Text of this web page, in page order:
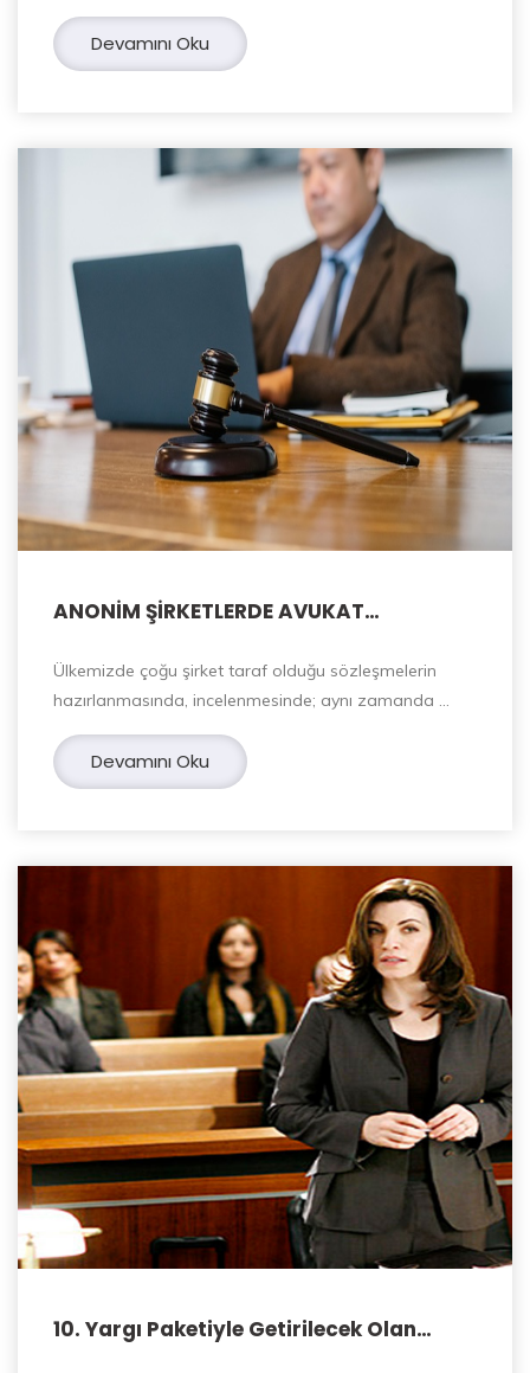
Devamını Oku
ANONİM ŞİRKETLERDE AVUKAT
Ülkemizde çoğu şirket taraf olduğu sözleşmelerin
hazırlanmasında, incelenmesinde; aynı zamanda …
Devamını Oku
10. Yargı Paketiyle Getirilecek Olan